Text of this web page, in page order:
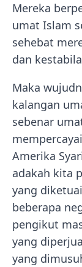
Mereka
umat Islam
sehebat
dan
Maka
kalangan
sebenar
Amerika
adakah kita
yang
beberapa
pengikut
yang
yang